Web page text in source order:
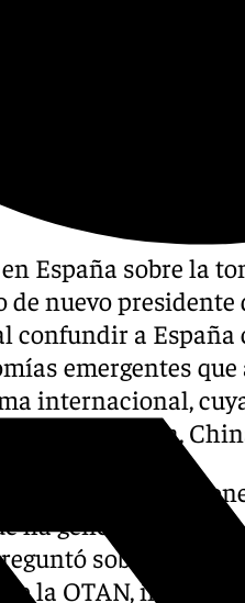
España sobre la
de nuevo
confundir a
emergentes
internacional,
Rusia, India,
prometió
ha generado
sobre las
la OTAN,